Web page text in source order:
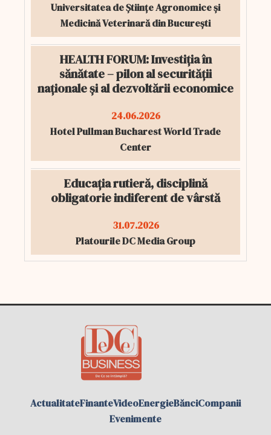
Universitatea de Științe Agronomice și
Medicină Veterinară din București
HEALTH FORUM: Investiția în
sănătate – pilon al securității
naționale și al dezvoltării economice
24.06.2026
Hotel Pullman Bucharest World Trade
Center
Educația rutieră, disciplină
obligatorie indiferent de vârstă
31.07.2026
Platourile DC Media Group
ActualitateFinanteVideoEnergieBănciCompanii
Evenimente